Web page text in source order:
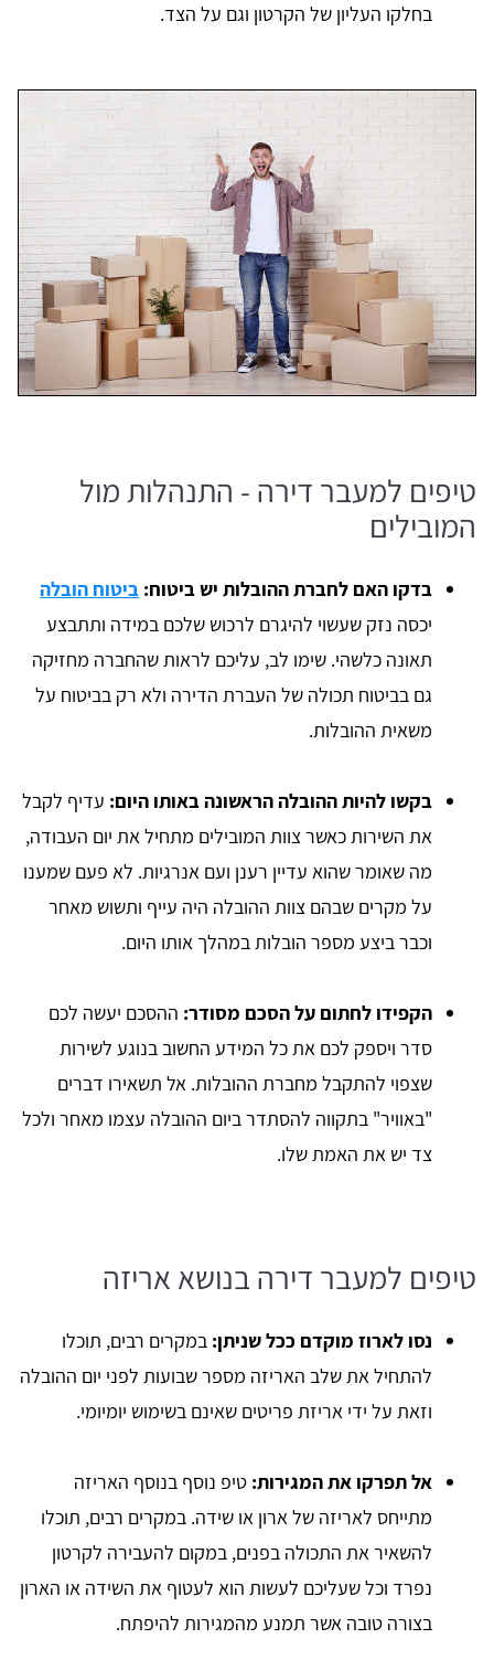
בחלקו העליון של הקרטון וגם על הצד.
טיפים למעבר דירה - התנהלות מול
המובילים
בדקו האם לחברת ההובלות יש ביטוח: ביטוח הובלה
יכסה נזק שעשוי להיגרם לרכוש שלכם במידה ותתבצע
תאונה כלשהי. שימו לב, עליכם לראות שהחברה מחזיקה
גם בביטוח תכולה של העברת הדירה ולא רק בביטוח על
משאית ההובלות.
בקשו להיות ההובלה הראשונה באותו היום: עדיף לקבל
את השירות כאשר צוות המובילים מתחיל את יום העבודה,
מה שאומר שהוא עדיין רענן ועם אנרגיות. לא פעם שמענו
על מקרים שבהם צוות ההובלה היה עייף ותשוש מאחר
וכבר ביצע מספר הובלות במהלך אותו היום.
הקפידו לחתום על הסכם מסודר: ההסכם יעשה לכם
סדר ויספק לכם את כל המידע החשוב בנוגע לשירות
שצפוי להתקבל מחברת ההובלות. אל תשאירו דברים
"באוויר" בתקווה להסתדר ביום ההובלה עצמו מאחר ולכל
צד יש את האמת שלו.
טיפים למעבר דירה בנושא אריזה
נסו לארוז מוקדם ככל שניתן: במקרים רבים, תוכלו
להתחיל את שלב האריזה מספר שבועות לפני יום ההובלה
וזאת על ידי אריזת פריטים שאינם בשימוש יומיומי.
אל תפרקו את המגירות: טיפ נוסף בנוסף האריזה
מתייחס לאריזה של ארון או שידה. במקרים רבים, תוכלו
להשאיר את התכולה בפנים, במקום להעבירה לקרטון
נפרד וכל שעליכם לעשות הוא לעטוף את השידה או הארון
בצורה טובה אשר תמנע מהמגירות להיפתח.